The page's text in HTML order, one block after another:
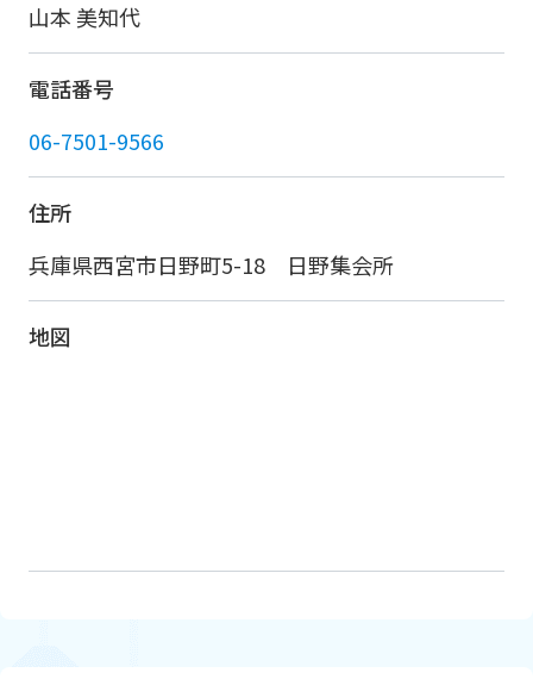
山本 美知代
電話番号
06-7501-9566
住所
兵庫県西宮市日野町5-18 日野集会所
地図